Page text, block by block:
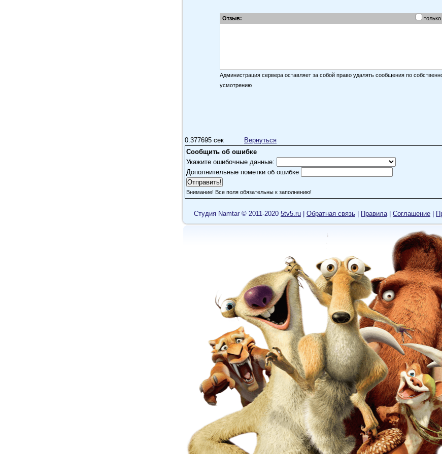
Отзыв:
Администрация сервера оставляет за собой право удалять сообщения по
усмотрению
0.377695 сек
Вернуться
Сообщить об ошибке
Укажите ошибочные данные:
Дополнительные пометки об ошибке
Внимание! Все поля обязательны к заполнению!
Cтудия Namtar © 2011-2020 5tv5.ru Обратная связь Правила| Cоглашение